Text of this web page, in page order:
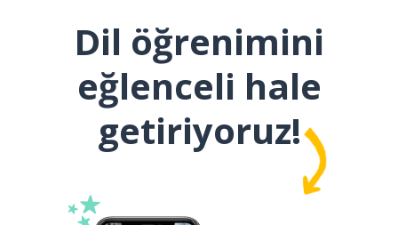
Dil öğrenimini
eğlenceli hale
getiriyoruz!